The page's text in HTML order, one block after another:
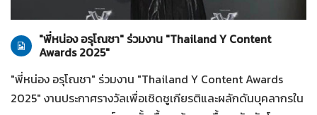
28-07-2569
"พี่หน่อง อรุโณชา" ร่วมงาน "Thailand Y Content
Awards 2025"
"พี่หน่อง อรุโณชา" ร่วมงาน "Thailand Y Content Awards
2025" งานประกาศรางวัลเพื่อเชิดชูเกียรติและผลักดันบุคลากรใน